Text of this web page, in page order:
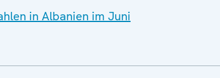
in Albanien im Juni